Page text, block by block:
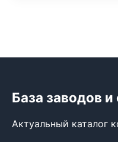
База заводов
Актуальный каталог